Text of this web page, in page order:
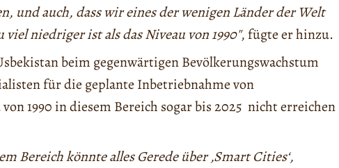
und auch, dass wir eines der wenigen Länder der Welt
niedriger ist als das Niveau von 1990″, fügte er hinzu.
beim gegenwärtigen Bevölkerungswachstum
für die geplante Inbetriebnahme von
1990 in diesem Bereich sogar bis 2025 nicht erreichen
Bereich könnte alles Gerede über ‚Smart Cities‘,